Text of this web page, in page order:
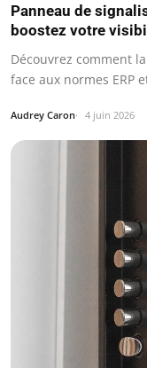
Panneau de
boostez votre
Découvrez comment
face aux normes ERP
Audrey Caron 4 juin 2026